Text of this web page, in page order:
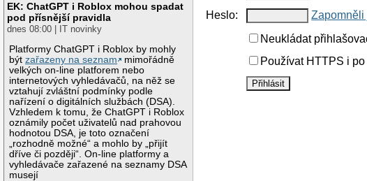
EK: ChatGPT i Roblox mohou spadat
pod přísnější pravidla
dnes 08:00 | IT novinky
Platformy ChatGPT i Roblox by mohly
býtzařazeny na seznam
mimořádně
velkých on-line platforem nebo
internetových vyhledávačů, na něž se
vztahují zvláštní podmínky podle
nařízení o digitálních službách (DSA).
Vzhledem k tomu, že ChatGPT i Roblox
oznámily počet uživatelů nad prahovou
hodnotou DSA, je toto označení
„rozhodně možné“ a mohlo by „přijít
dříve či později“. On-line platformy a
vyhledávače zařazené na seznamy DSA
musejí
Heslo:
Zapomněli
Neukládat
Používat HTTPS i